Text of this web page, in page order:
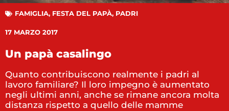
FAMIGLIA, FESTA DEL PAPÀ, PADRI
17 MARZO 2017
Un papà casalingo
Quanto contribuiscono realmente i padri al
lavoro familiare? Il loro impegno è aumentato
negli ultimi anni, anche se rimane ancora molta
distanza rispetto a quello delle mamme